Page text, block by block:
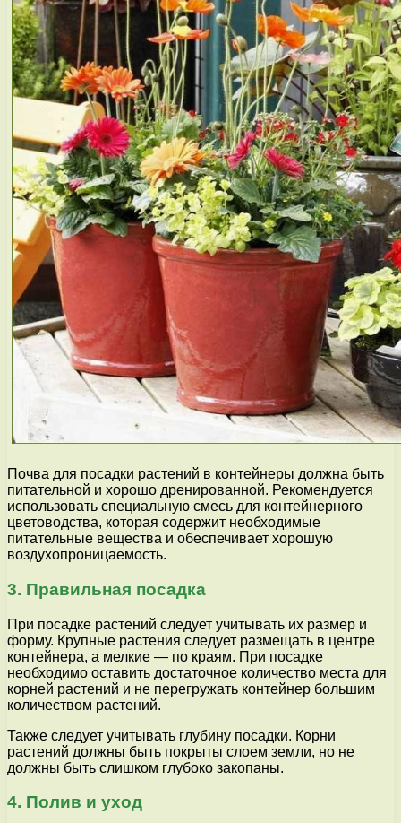
Почва для посадки растений в контейнеры должна быть
питательной и хорошо дренированной. Рекомендуется
использовать специальную смесь для контейнерного
цветоводства, которая содержит необходимые
питательные вещества и обеспечивает хорошую
воздухопроницаемость.
3. Правильная посадка
При посадке растений следует учитывать их размер и
форму. Крупные растения следует размещать в центре
контейнера, а мелкие — по краям. При посадке
необходимо оставить достаточное количество места для
корней растений и не перегружать контейнер большим
количеством растений.
Также следует учитывать глубину посадки. Корни
растений должны быть покрыты слоем земли, но не
должны быть слишком глубоко закопаны.
4. Полив и уход